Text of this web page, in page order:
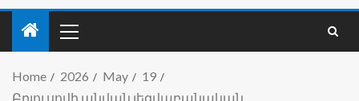
Home 2026 May
19
Բրյուսովի անվան լեզվաբանական